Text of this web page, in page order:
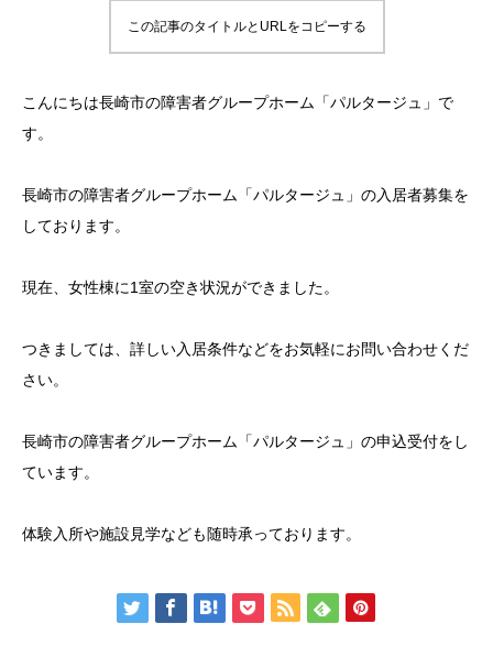
この記事のタイトルとURLをコピーする
こんにちは長崎市の障害者グループホーム「パルタージュ」で
す。
長崎市の障害者グループホーム「パルタージュ」の入居者募集を
しております。
現在、女性棟に1室の空き状況ができました。
つきましては、詳しい入居条件などをお気軽にお問い合わせくだ
さい。
長崎市の障害者グループホーム「パルタージュ」の申込受付をし
ています。
体験入所や施設見学なども随時承っております。